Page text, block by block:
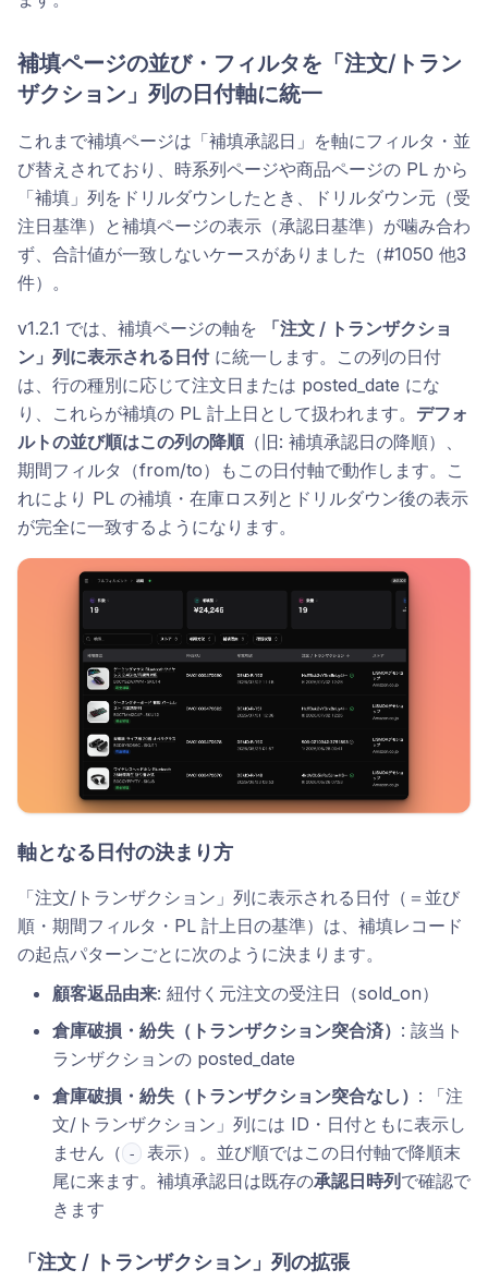
補填ページの並び・フィルタを「注文/トラン
ザクション」列の日付軸に統一
これまで補填ページは「補填承認日」を軸にフィルタ・並
び替えされており、時系列ページや商品ページの PL から
「補填」列をドリルダウンしたとき、ドリルダウン元（受
注日基準）と補填ページの表示（承認日基準）が噛み合わ
ず、合計値が一致しないケースがありました（#1050 他3
件）。
v1.2.1 では、補填ページの軸を
「注文 / トランザクショ
ン」列に表示される日付に統一します。この列の日付
は、行の種別に応じて注文日または posted_date にな
り、これらが補填の PL 計上日として扱われます。 デフォ
ルトの並び順はこの列の降順（旧: 補填承認日の降順）、
期間フィルタ（from/to）もこの日付軸で動作します。こ
れにより PL の補填・在庫ロス列とドリルダウン後の表示
が完全に一致するようになります。
軸となる日付の決まり方
「注文/トランザクション」列に表示される日付（＝並び
順・期間フィルタ・PL 計上日の基準）は、補填レコード
の起点パターンごとに次のように決まります。
顧客返品由来: 紐付く元注文の受注日（sold_on）
倉庫破損・紛失（トランザクション突合済） : 該当ト
ランザクションの posted_date
倉庫破損・紛失（トランザクション突合なし） : 「注
文/トランザクション」列には ID・日付ともに表示し
ません（ -
表示）。並び順ではこの日付軸で降順末
尾に来ます。補填承認日は既存の承認日時列 で確認で
きます
「注文 / トランザクション」列の拡張